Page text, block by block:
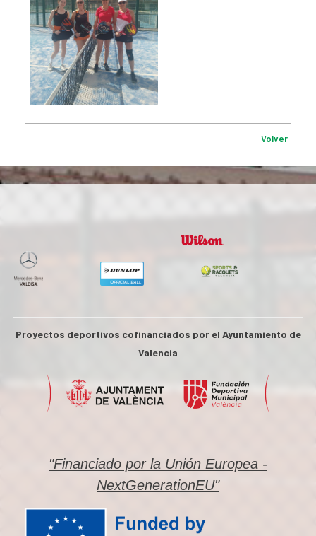
Volver
Proyectos deportivos cofinanciados por el Ayuntamiento de
Valencia
"Financiado por la Unión Europea -
NextGenerationEU"